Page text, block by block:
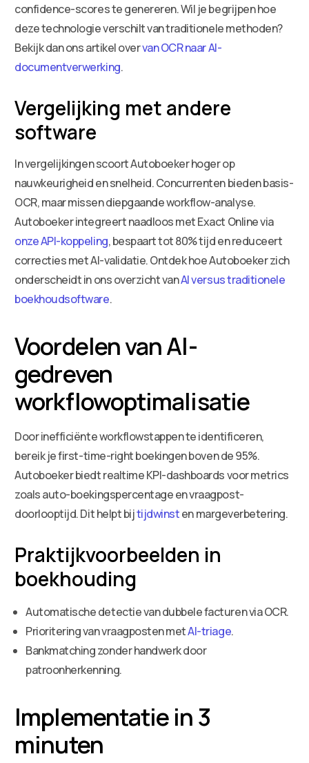
confidence-scores te genereren. Wil je begrijpen hoe
deze technologie verschilt van traditionele methoden?
Bekijk dan ons artikel overvan OCR naar AI-
documentverwerking.
Vergelijking met andere
software
In vergelijkingen scoort Autoboeker hoger op
nauwkeurigheid en snelheid. Concurrenten bieden basis-
OCR, maar missen diepgaande workflow-analyse.
Autoboeker integreert naadloos met Exact Online via
onze API-koppeling, bespaart tot 80% tijd en reduceert
correcties met AI-validatie. Ontdek hoe Autoboeker zich
onderscheidt in ons overzicht vanAI versus traditionele
boekhoudsoftware.
Voordelen van AI-
gedreven
workflowoptimalisatie
Door inefficiënte workflowstappen te identificeren,
bereik je first-time-right boekingen boven de 95%.
Autoboeker biedt realtime KPI-dashboards voor metrics
zoals auto-boekingspercentage en vraagpost-
doorlooptijd. Dit helpt bijtijdwinsten margeverbetering.
Praktijkvoorbeelden in
boekhouding
Automatische detectie van dubbele facturen via OCR.
Prioritering van vraagposten metAI-triage.
Bankmatching zonder handwerk door
patroonherkenning.
Implementatie in 3
minuten